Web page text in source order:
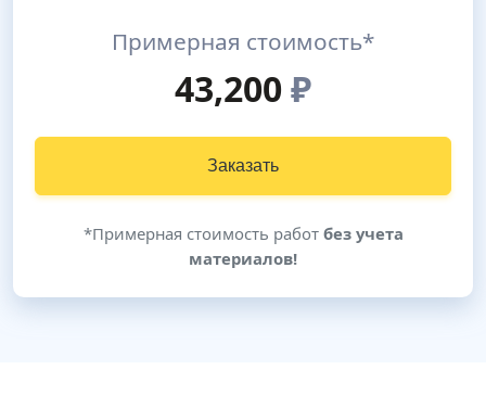
Примерная стоимость*
43,200₽
Заказать
*Примерная стоимость работ без учета
материалов!